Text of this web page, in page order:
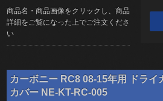
商品名・商品画像をクリックし、商品
詳細をご覧になった上でご注文くださ
い
カーボニー RC8 08-15年用 ドライ
カバー NE-KT-RC-005